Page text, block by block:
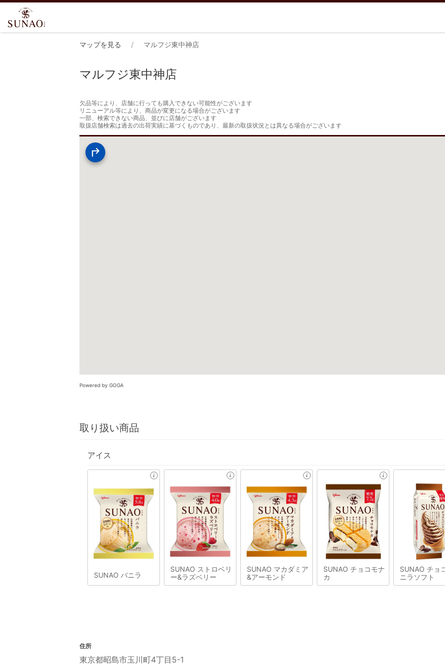
マップを見る マルフジ東中神店
マルフジ東中神店
欠品等により、店舗に行っても購入できない可能性がございます
リニューアル等により、商品が変更になる場合がございます
一部、検索できない商品、並びに店舗がございます
取扱店舗検索は過去の出荷実績に基づくものであり、最新の取扱状況とは異なる場合がございます
Powered by GOGA
取り扱い商品
アイス
SUNAO バニラ
SUNAO ストロベリ
ー&ラズベリー
SUNAO マカダミア
&アーモンド
SUNAO チョコモナ
カ
SUNAO チョ
ニラソフト
住所
東京都昭島市玉川町4丁目5-1